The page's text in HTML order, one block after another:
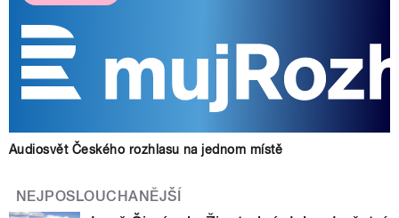
Audiosvět Českého rozhlasu na jednom místě
NEJPOSLOUCHANĚJŠÍ